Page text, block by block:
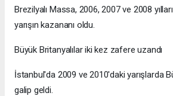
Brezilyalı Massa, 2006, 2007 ve 2008
yarışın kazananı oldu.
Büyük Britanyalılar iki kez zafere uzandı
İstanbul'da 2009 ve 2010'daki yarışlarda
galip geldi.